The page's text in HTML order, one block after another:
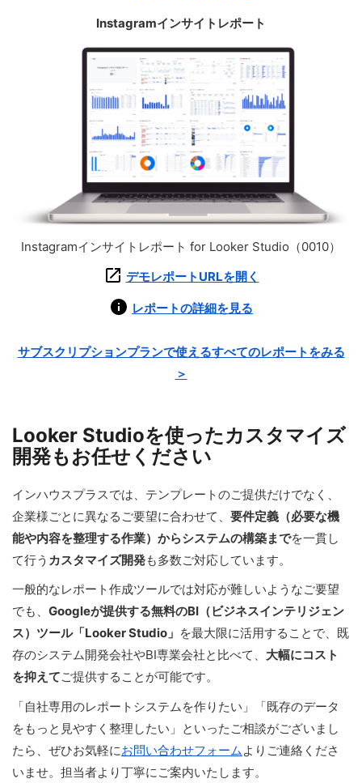
Instagramインサイトレポート
Instagramインサイトレポート for Looker Studio（0010）
デモレポートURLを開く
レポートの詳細を見る
サブスクリプションプランで使えるすべてのレポートをみる
＞
Looker Studioを使ったカスタマイズ
開発もお任せください
インハウスプラスでは、テンプレートのご提供だけでなく、
企業様ごとに異なるご要望に合わせて、 要件定義（必要な機
能や内容を整理する作業）からシステムの構築までを一貫し
て行う カスタマイズ開発も多数ご対応しています。
一般的なレポート作成ツールでは対応が難しいようなご要望
でも、 Googleが提供する無料のBI（ビジネスインテリジェン
ス）ツール「Looker Studio」 を最大限に活用することで、既
存のシステム開発会社やBI専業会社と比べて、 大幅にコスト
を抑えてご提供することが可能です。
「自社専用のレポートシステムを作りたい」「既存のデータ
をもっと見やすく整理したい」といったご相談がございまし
たら、ぜひお気軽にお問い合わせフォーム よりご連絡くださ
いませ。担当者より丁寧にご案内いたします。